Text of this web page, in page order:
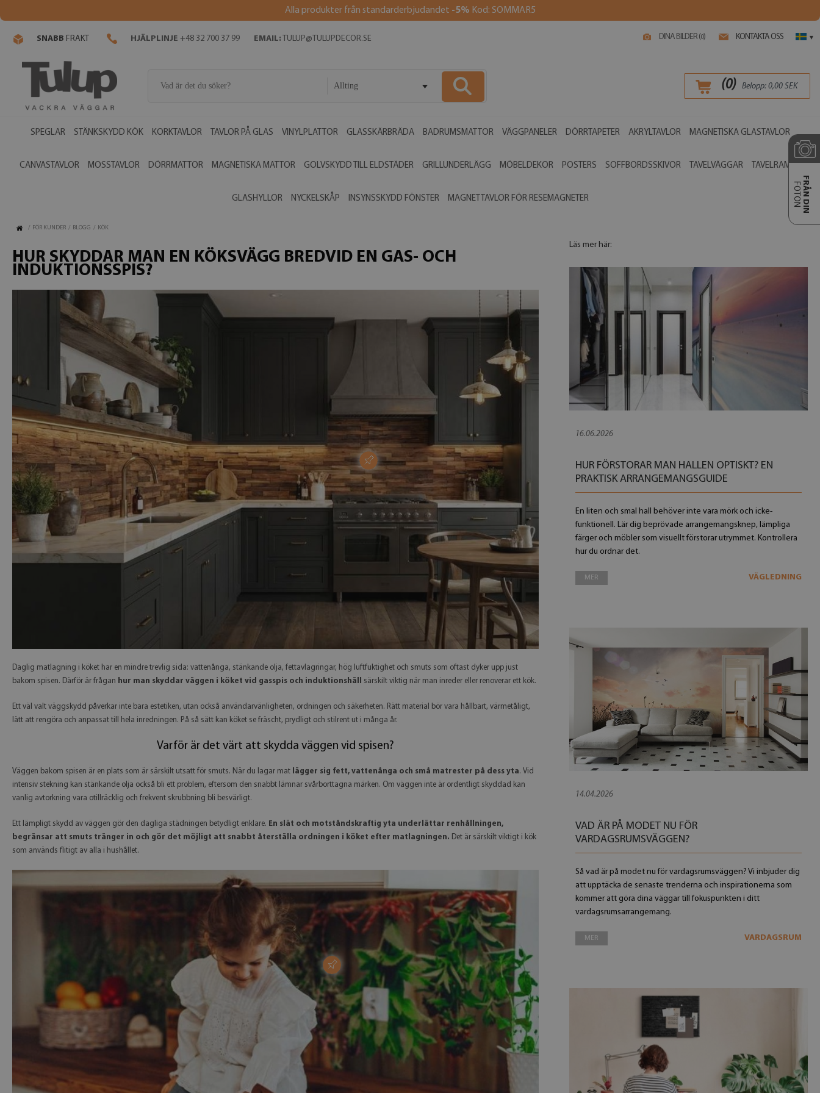
Alla produkter från standarderbjudandet -5% Kod: SOMMAR5
DINA BILDER (0) KONTAKTA OSS ▾
SNABB FRAKT HJÄLPLINJE +48 32 700 37 99 EMAIL: TULUP@TULUPDECOR.SE
Allting (0) Belopp: 0,00 SEK
SPEGLAR STÄNKSKYDD KÖK KORKTAVLOR TAVLOR PÅ GLAS VINYLPLATTOR GLASSKÄRBRÄDA BADRUMSMATTOR VÄGGPANELER DÖRRTAPETER AKRYLTAVLOR MAGNETISKA GLASTAVLOR
CANVASTAVLOR MOSSTAVLOR DÖRRMATTOR MAGNETISKA MATTOR GOLVSKYDD TILL ELDSTÄDER GRILLUNDERLÄGG MÖBELDEKOR POSTERS SOFFBORDSSKIVOR TAVELVÄGGAR TAVELRAMAR
GLASHYLLOR NYCKELSKÅP INSYNSSKYDD FÖNSTER MAGNETTAVLOR FÖR RESEMAGNETER FRÅN DIN
FOTON
/ FÖR KUNDER / BLOGG / KÖK
HUR SKYDDAR MAN EN KÖKSVÄGG BREDVID EN GAS- OCH
INDUKTIONSSPIS?
Daglig matlagning i köket har en mindre trevlig sida: vattenånga, stänkande olja, fettavlagringar, hög luftfuktighet och smuts som oftast dyker upp just
bakom spisen. Därför är frågan hur man skyddar väggen i köket vid gasspis och induktionshäll särskilt viktig när man inreder eller renoverar ett kök.
Ett väl valt väggskydd påverkar inte bara estetiken, utan också användarvänligheten, ordningen och säkerheten. Rätt material bör vara hållbart, värmetåligt,
lätt att rengöra och anpassat till hela inredningen. På så sätt kan köket se fräscht, prydligt och stilrent ut i många år.
Varför är det värt att skydda väggen vid spisen?
Väggen bakom spisen är en plats som är särskilt utsatt för smuts. När du lagar mat lägger sig fett, vattenånga och små matrester på dess yta. Vid
intensiv stekning kan stänkande olja också bli ett problem, eftersom den snabbt lämnar svårborttagna märken. Om väggen inte är ordentligt skyddad kan
vanlig avtorkning vara otillräcklig och frekvent skrubbning bli besvärligt.
Ett lämpligt skydd av väggen gör den dagliga städningen betydligt enklare. En slät och motståndskraftig yta underlättar renhållningen,
begränsar att smuts tränger in och gör det möjligt att snabbt återställa ordningen i köket efter matlagningen. Det är särskilt viktigt i kök
som används flitigt av alla i hushållet.
Läs mer här:
16.06.2026
HUR FÖRSTORAR MAN HALLEN OPTISKT? EN
PRAKTISK ARRANGEMANGSGUIDE
En liten och smal hall behöver inte vara mörk och icke-
funktionell. Lär dig beprövade arrangemangsknep, lämpliga
färger och möbler som visuellt förstorar utrymmet. Kontrollera
hur du ordnar det.
MER VÄGLEDNING
14.04.2026
VAD ÄR PÅ MODET NU FÖR
VARDAGSRUMSVÄGGEN?
Så vad är på modet nu för vardagsrumsväggen? Vi inbjuder dig
att upptäcka de senaste trenderna och inspirationerna som
kommer att göra dina väggar till fokuspunkten i ditt
vardagsrumsarrangemang.
MER VARDAGSRUM